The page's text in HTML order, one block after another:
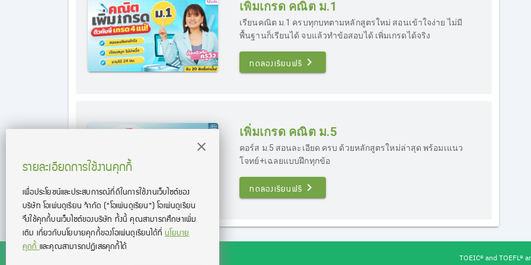
เพิ่มเกรด คณิต ม.1
เรียนคณิต ม.1 ครบทุกบทตามหลักสูตรใหม่ สอนเข้าใจง่าย ไม่มี
พื้นฐานก็เรียนได้ จบแล้วทำข้อสอบได้ เพิ่มเกรดได้จริง
ทดลองเรียนฟรี
เพิ่มเกรด คณิต ม.5
คอร์ส ม.5 สอนละเอียด ครบ ด้วยหลักสูตรใหม่ล่าสุด พร้อมเแนว
โจทย์+เฉลยแบบฝึกทุกข้อ
ทดลองเรียนฟรี
TOEIC® and TOEFL®
รายละเอียดการใช้งานคุกกี้
เพื่อประโยชน์และประสบการณ์ที่ดีในการใช้งานเว็บไซต์ของ
บริษัท โอเพ่นดูเรียน จํากัด (“โอเพ่นดูเรียน”)โอเพ่นดูเรียน
จึงใช้คุกกี้บนเว็บไซต์ของบริษัท ทั้งนี้ คุณสามารถศึกษาเพิ่ม
เติม เกี่ยวกับนโยบายคุกกี้ของโอเพ่นดูเรียนได้ที่นโยบาย
คุกกี้และคุณสามารถปฏิเสธคุกกี้ได้